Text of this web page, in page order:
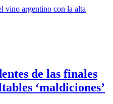
de las finales
‘maldiciones’